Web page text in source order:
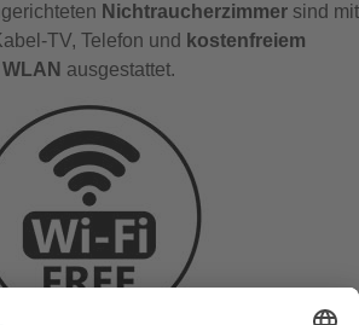
Nichtraucherzimmersind mit
TV, Telefon und kostenfreiem
WLAN ausgestattet.